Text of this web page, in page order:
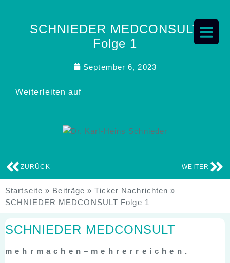
SCHNIEDER MEDCONSULT
Folge 1
September 6, 2023
Weiterleiten auf
ZURÜCK WEITER
Startseite » Beiträge »Ticker Nachrichten »
SCHNIEDER MEDCONSULT Folge 1
SCHNIEDER MEDCONSULT
m e h r m a c h e n – m e h r e r r e i c h e n .